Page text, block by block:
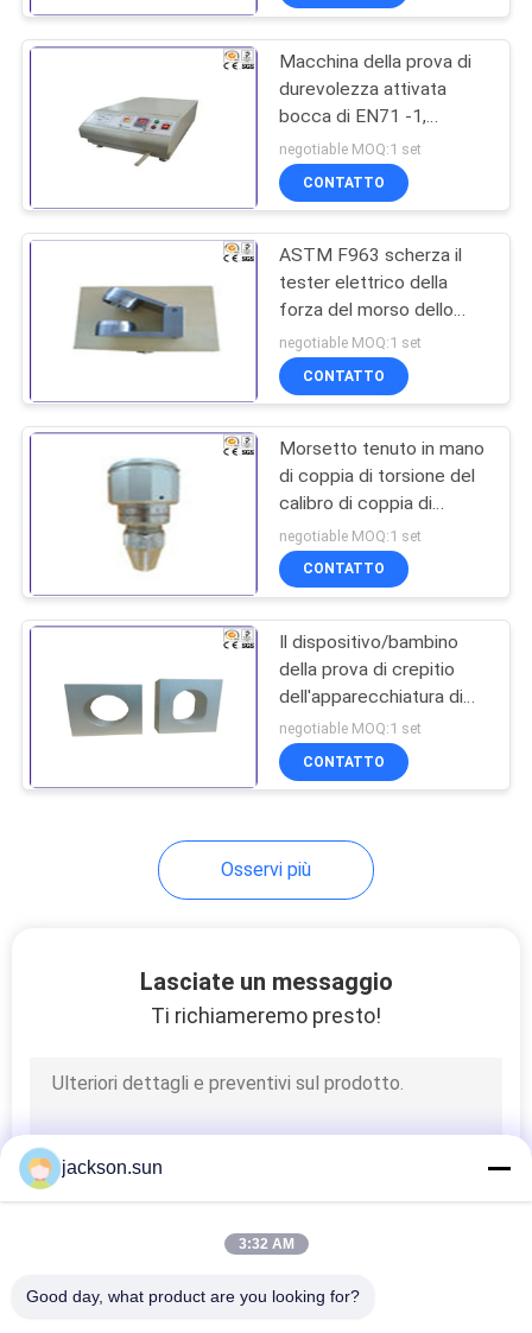
Camera Test
ambientali
530
Macchina test
tensile
Macchina per il
riscaldamento a
induzione
Insieme elettrico
apparecchiatura di
collaudo del cavo
Macchina della prova di
durevolezza attivata
bocca di EN71 -1,
apparecchiatura di
collaudo di sicurezza dei
giocattoli
negotiable MOQ:1 set
CONTATTO
ASTM F963 scherza il
tester elettrico della
forza del morso dello
spigolo
dell'apparecchiatura di
collaudo dei giocattoli
negotiable MOQ:1 set
CONTATTO
Morsetto tenuto in mano
di coppia di torsione del
calibro di coppia di
torsione del quadrante
per l'iso 8124-1 della
prova delle componenti
negotiable MOQ:1 set
CONTATTO
Il dispositivo/bambino
della prova di crepitio
dell'apparecchiatura di
collaudo dei giocattoli di
iso 8124-1 crepita il
tester
negotiable MOQ:1 set
CONTATTO
Osservi più
Lasciate un messaggio
Ti richiameremo presto!
jackson.sun
3:32 AM
Good day, what product are you looking for?